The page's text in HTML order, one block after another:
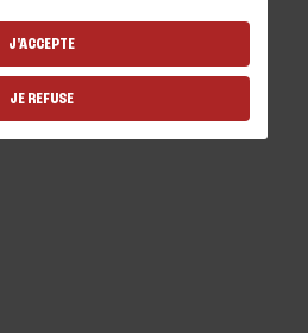
J'ACCEPTE
JE REFUSE